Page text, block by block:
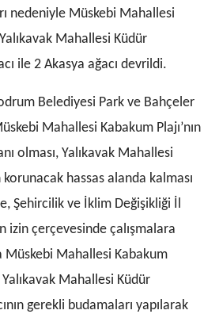
nedeniyle Müskebi Mahallesi
Mahallesi Küdür
ile 2 Akasya ağacı devrildi.
Belediyesi Park ve Bahçeler
Mahallesi Kabakum Plajı’nın
olması, Yalıkavak Mahallesi
hassas alanda kalması
Şehircilik ve İklim Değişikliği İl
izin çerçevesinde çalışmalara
Müskebi Mahallesi Kabakum
Mahallesi Küdür
gerekli budamaları yapılarak